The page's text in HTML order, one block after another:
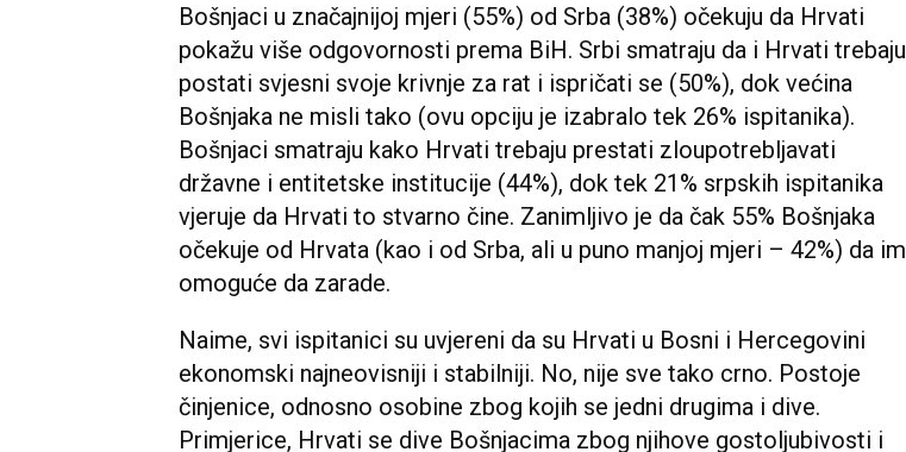
Bošnjaci u značajnijoj mjeri (55%) od Srba (38%) očekuju da Hrvati
pokažu više odgovornosti prema BiH. Srbi smatraju da i Hrvati trebaju
postati svjesni svoje krivnje za rat i ispričati se (50%), dok većina
Bošnjaka ne misli tako (ovu opciju je izabralo tek 26% ispitanika).
Bošnjaci smatraju kako Hrvati trebaju prestati zloupotrebljavati
državne i entitetske institucije (44%), dok tek 21% srpskih ispitanika
vjeruje da Hrvati to stvarno čine. Zanimljivo je da čak 55% Bošnjaka
očekuje od Hrvata (kao i od Srba, ali u puno manjoj mjeri – 42%) da im
omoguće da zarade.
Naime, svi ispitanici su uvjereni da su Hrvati u Bosni i Hercegovini
ekonomski najneovisniji i stabilniji. No, nije sve tako crno. Postoje
činjenice, odnosno osobine zbog kojih se jedni drugima i dive.
Primjerice, Hrvati se dive Bošnjacima zbog njihove gostoljubivosti i